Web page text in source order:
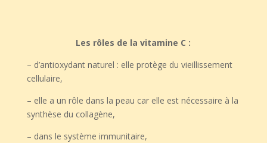
Les rôles de la vitamine C :
– d’antioxydant naturel : elle protège du vieillissement
cellulaire,
– elle a un rôle dans la peau car elle est nécessaire à la
synthèse du collagène,
– dans le système immunitaire,